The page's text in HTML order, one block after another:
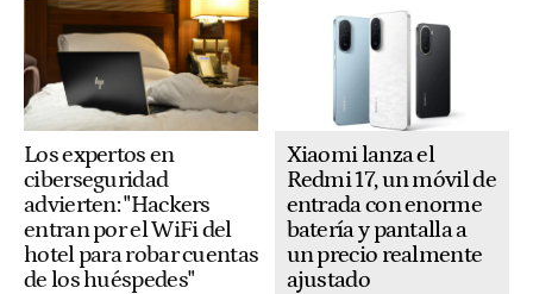
Los expertos en
ciberseguridad
advierten: "Hackers
entran por el WiFi del
hotel para robar cuentas
de los huéspedes"
Xiaomi lanza el
Redmi 17, un móvil de
entrada con enorme
batería y pantalla a
un precio realmente
ajustado